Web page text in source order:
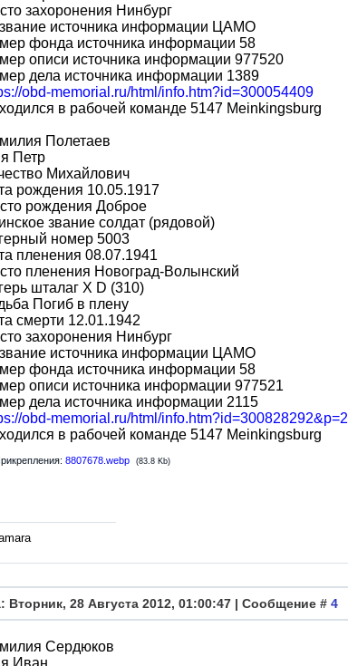
захоронения Нинбург
источника информации ЦАМО
фонда источника информации 58
описи источника информации 977520
дела источника информации 1389
obd-memorial.ru/html/info.htm?id=300054409
в рабочей команде 5147 Meinkingsburg
Полетаев
Петр
Михайлович
рождения 10.05.1917
рождения Доброе
звание солдат (рядовой)
номер 5003
пленения 08.07.1941
пленения Новоград-Волынский
шталаг X D (310)
Погиб в плену
смерти 12.01.1942
захоронения Нинбург
источника информации ЦАМО
фонда источника информации 58
описи источника информации 977521
дела источника информации 2115
obd-memorial.ru/html/info.htm?id=300828292&p=2
в рабочей команде 5147 Meinkingsburg
8807678.webp (83.8 Kb)
Вторник, 28 Августа 2012, 01:00:47 | Сообщение # 4
Сердюков
Иван